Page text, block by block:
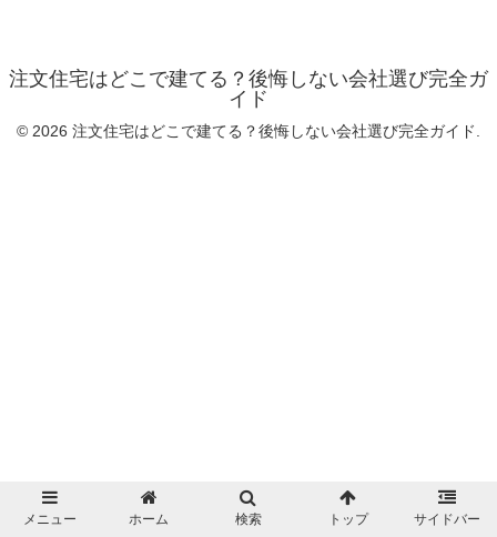
注文住宅はどこで建てる？後悔しない会社選び完全ガ
イド
© 2026 注文住宅はどこで建てる？後悔しない会社選び完全ガイド.
メニュー ホーム 検索 トップ サイドバー